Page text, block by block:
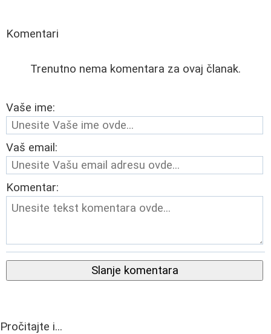
Komentari
Trenutno nema komentara za ovaj članak.
Vaše ime:
Vaš email:
Komentar:
Slanje komentara
Pročitajte i...